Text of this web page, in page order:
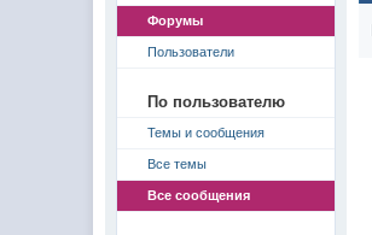
Форумы
Пользователи
По пользователю
Темы и сообщения
Все темы
Все сообщения